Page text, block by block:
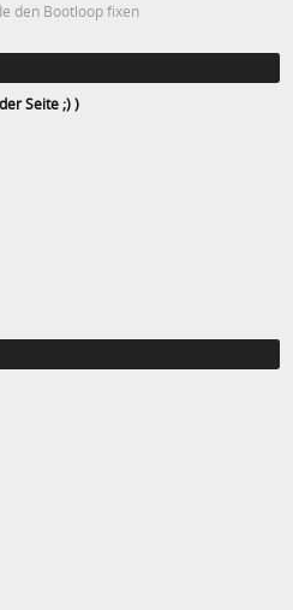
den Bootloop fixen
Seite ;) )